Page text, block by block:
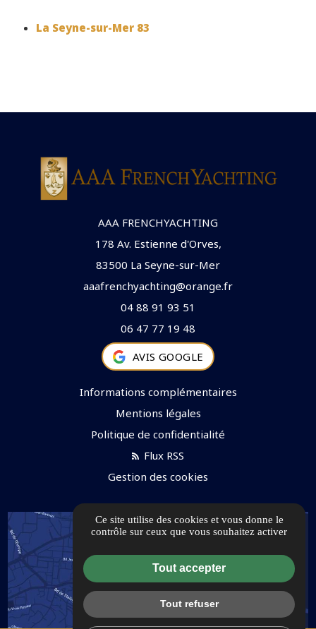
La Seyne-sur-Mer 83
AAA FRENCHYACHTING
178 Av. Estienne d'Orves,
83500 La Seyne-sur-Mer
aaafrenchyachting@orange.fr
04 88 91 93 51
06 47 77 19 48
AVIS GOOGLE
Informations complémentaires
Mentions légales
Politique de confidentialité
Flux RSS
Gestion des cookies
Ce site utilise des cookies et vous donne le
contrôle sur ceux que vous souhaitez activer
Tout accepter
Tout refuser